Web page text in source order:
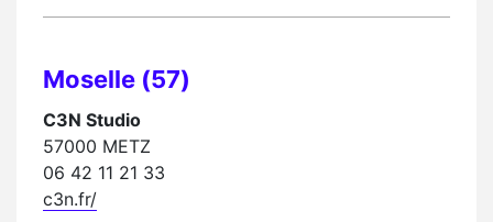
Moselle (57)
C3N Studio
57000 METZ
06 42 11 21 33
c3n.fr/